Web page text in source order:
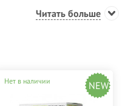
купить круглую
со штативом
LUMO™
Харькове, Днепре,
Читать больше
Нет в наличии NEW